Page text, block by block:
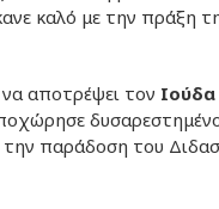
καλό με την πράξη
αποτρέψει τον Ιούδα
την παράδοση του